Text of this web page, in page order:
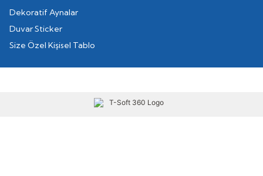
Dekoratif Aynalar
Duvar Sticker
Size Özel Kişisel Tablo